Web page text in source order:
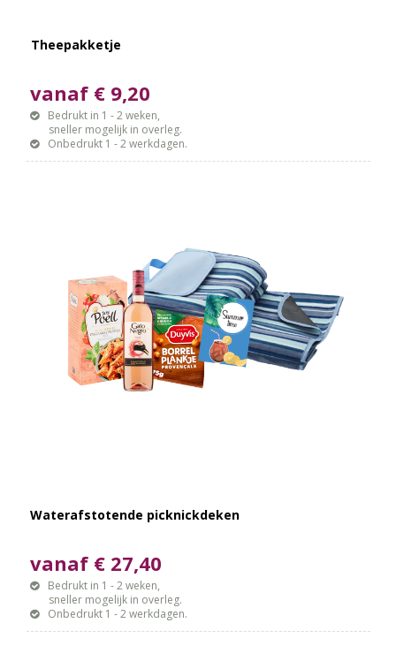
Theepakketje
vanaf € 9,20
Bedrukt in 1 - 2 weken,
sneller mogelijk in overleg.
Onbedrukt 1 - 2 werkdagen.
Waterafstotende picknickdeken
vanaf € 27,40
Bedrukt in 1 - 2 weken,
sneller mogelijk in overleg.
Onbedrukt 1 - 2 werkdagen.